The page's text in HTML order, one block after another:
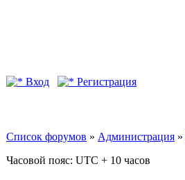
Вход
Регистрация
Список форумов » Администрация »
Часовой пояс: UTC + 10 часов